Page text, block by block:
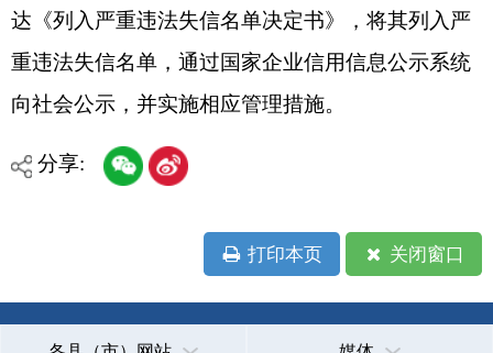
承办：克孜勒苏柯尔克孜自治州政务公开信息中心
新公网安备65300102000007号 新ICP备2022000247号
政府网站标识码：6530000002 法律声明 关于我们